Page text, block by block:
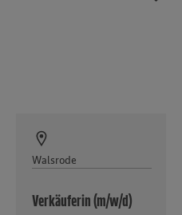
Walsrode
Verkäuferin (m/w/d)